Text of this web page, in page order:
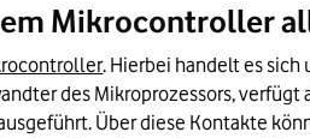
Mikrocontroller
. Hierbei handelt es
des Mikroprozessors,
Über diese Kontakte